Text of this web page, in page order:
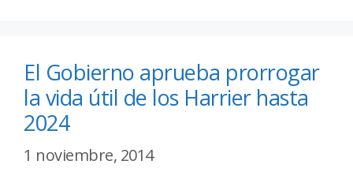
El Gobierno aprueba prorrogar
la vida útil de los Harrier hasta
2024
1 noviembre, 2014